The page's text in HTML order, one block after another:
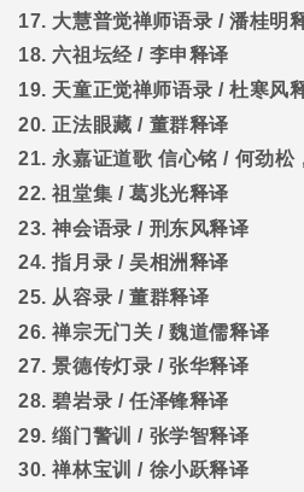
17. 大慧普觉禅师语录 /潘桂明
18. 六祖坛经/ 李申释译
19. 天童正觉禅师语录 /杜寒风
20. 正法眼藏 / 董群释译
21.永嘉证道歌 信心铭 / 何劲松
22.祖堂集 /葛兆光释译
23.神会语录 / 刑东风释译
24.指月录 /吴相洲释译
25. 从容录 /董群释译
26.禅宗无门关 /魏道儒释译
27.景德传灯录 /张华释译
28.碧岩录 /任泽锋释译
29.缁门警训 / 张学智释译
30.禅林宝训 / 徐小跃释译